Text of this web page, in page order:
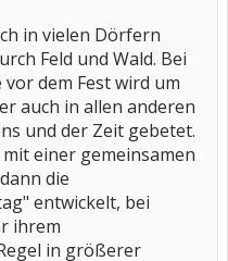
in vielen Dörfern
Feld und Wald. Bei
dem Fest wird um
auch in allen anderen
und der Zeit gebetet.
einer gemeinsamen
die
entwickelt, bei
ihrem
in größerer